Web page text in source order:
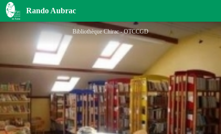
Rando Aubrac
BIBLIOTHEQUE DE CHIRAC
Bibliothèque Chirac - OTCCGD